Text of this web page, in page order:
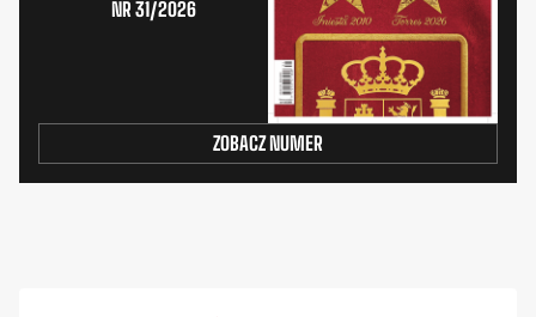
NR 31/2026
ZOBACZ NUMER